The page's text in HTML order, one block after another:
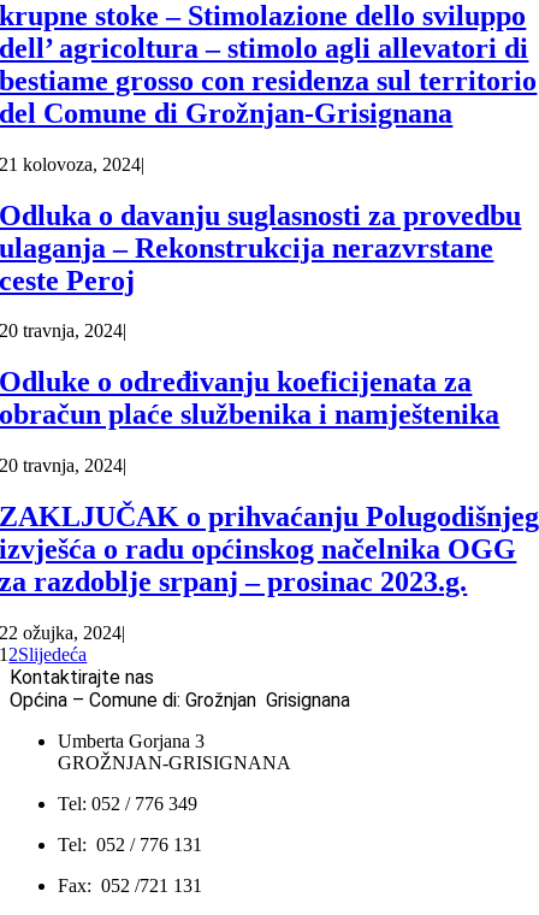
krupne stoke – Stimolazione dello sviluppo
dell’ agricoltura – stimolo agli allevatori di
bestiame grosso con residenza sul territorio
del Comune di Grožnjan-Grisignana
21 kolovoza, 2024|
Odluka o davanju suglasnosti za provedbu
ulaganja – Rekonstrukcija nerazvrstane
ceste Peroj
20 travnja, 2024
Odluke o određivanju koeficijenata za
obračun plaće službenika i namještenika
20 travnja, 2024|
ZAKLJUČAK o prihvaćanju Polugodišnjeg
izvješća o radu općinskog načelnika OGG
za razdoblje srpanj – prosinac 2023.g.
22 ožujka, 2024|
1 2Slijedeća
Kontaktirajte nas
Općina – Comune di: Grožnjan Grisignana
Umberta Gorjana 3
GROŽNJAN-GRISIGNANA
Tel: 052 / 776 349
Tel: 052 / 776 131
Fax: 052 /721 131